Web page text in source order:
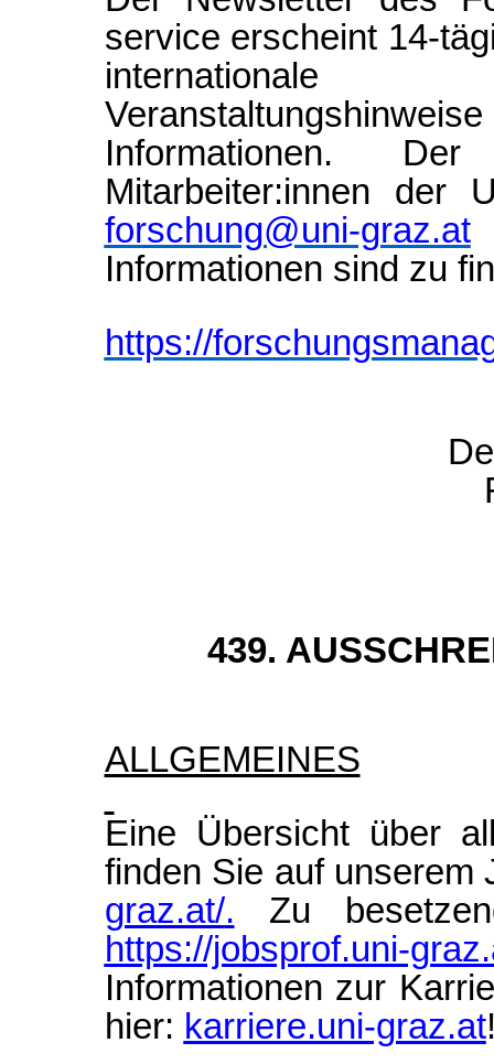
service erscheint 14-
internationale
Informationen.
Mitarbeiter:innen der
forschung@uni-graz.at
Informationen sind zu
https://
439.
ALLGEMEINES
Eine Übersicht über
finden Sie auf
graz.at/. Zu
https://jobsprof.uni-
Informationen zur
hier: karriere.uni-graz.at